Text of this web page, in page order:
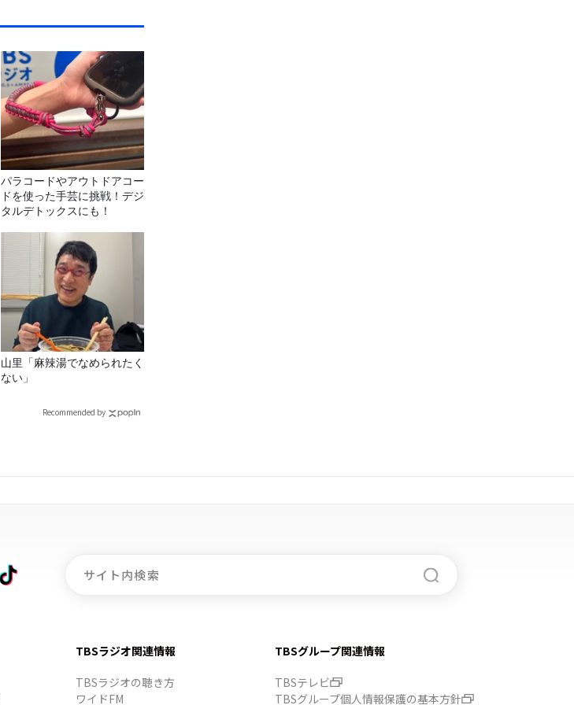
パラコードやアウトドアコー
ドを使った手芸に挑戦！デジ
タルデトックスにも！
山里「麻辣湯でなめられたく
ない」
Recommended by
TBSラジオ関連情報
TBSラジオの聴き方
ワイドFM
TBSグループ関連情報
TBSテレビ
TBSグループ個人情報保護の基本方針